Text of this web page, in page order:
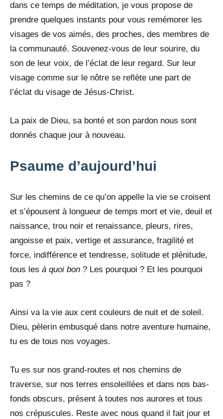
dans ce temps de méditation, je vous propose de
prendre quelques instants pour vous remémorer les
visages de vos aimés, des proches, des membres de
la communauté. Souvenez-vous de leur sourire, du
son de leur voix, de l’éclat de leur regard. Sur leur
visage comme sur le nôtre se reflète une part de
l’éclat du visage de Jésus-Christ.
La paix de Dieu, sa bonté et son pardon nous sont
donnés chaque jour à nouveau.
Psaume d’aujourd’hui
Sur les chemins de ce qu’on appelle la vie se croisent
et s’épousent à longueur de temps mort et vie, deuil et
naissance, trou noir et renaissance, pleurs, rires,
angoisse et paix, vertige et assurance, fragilité et
force, indifférence et tendresse, solitude et plénitude,
tous les à quoi bon ? Les pourquoi ? Et les pourquoi
pas ?
Ainsi va la vie aux cent couleurs de nuit et de soleil.
Dieu, pèlerin embusqué dans notre aventure humaine,
tu es de tous nos voyages.
Tu es sur nos grand-routes et nos chemins de
traverse, sur nos terres ensoleillées et dans nos bas-
fonds obscurs, présent à toutes nos aurores et tous
nos crépuscules. Reste avec nous quand il fait jour et